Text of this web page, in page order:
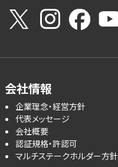
会社情報
企業理念・経営方針
代表メッセージ
会社概要
認証規格・許認可
マルチステークホルダー方針